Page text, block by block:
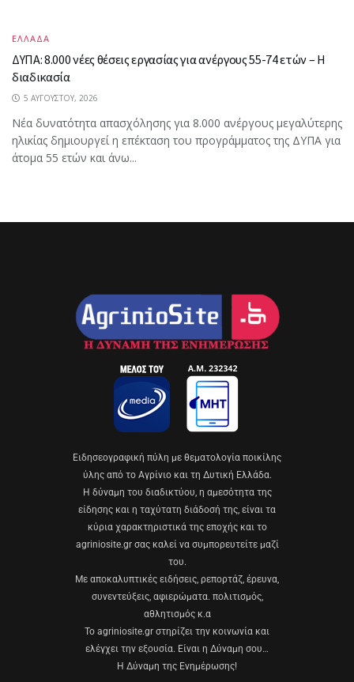
ΕΛΛΑΔΑ
ΔΥΠΑ: 8.000 νέες θέσεις εργασίας για ανέργους 55-74 ετών – Η
διαδικασία
5 ΑΥΓΟΎΣΤΟΥ, 2026
Νέα δυνατότητα απασχόλησης για 8.000 ανέργους μεγαλύτερης
ηλικίας δημιουργεί η επέκταση του προγράμματος της ΔΥΠΑ για
άτομα 55 ετών και άνω...
Eιδησεογραφική πύλη με θεματολογία ποικίλης
ύλης από το Αγρίνιο και τη Δυτική Ελλάδα.
Η δύναμη του διαδικτύου, η αμεσότητα της
είδησης και η ταχύτατη διάδοσή της, είναι τα
κύρια χαρακτηριστικά της εποχής και το
agriniosite.gr σας καλεί να συμπορευτείτε μαζί
του.
Με αποκαλυπτικές ειδήσεις, ρεπορτάζ, έρευνα,
συνεντεύξεις, αφιερώματα. πολιτισμός,
αθλητισμός κ.α
Το agriniosite.gr στηρίζει την κοινωνία και
ελέγχει την εξουσία. Είναι η Δύναμη σου…
Η Δύναμη της Ενημέρωσης!